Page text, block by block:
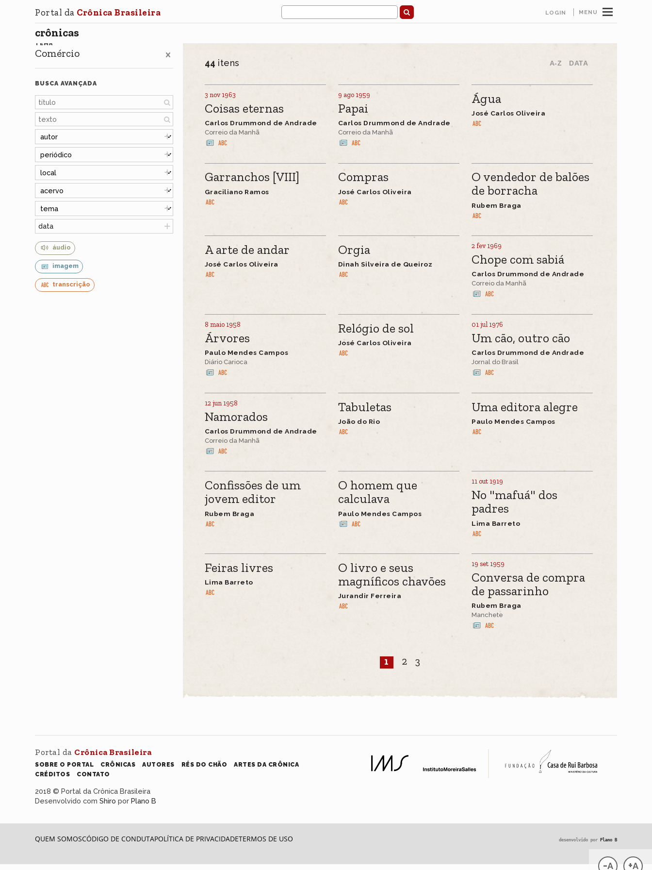
MENU
Portal da Crônica Brasileira
-A +A
LOGIN
crônicas
TEMA
Comércio
BUSCA AVANÇADA
data
áudio
imagem
transcrição
44 itens A-Z DATA
3 nov 1963
Coisas eternas
Carlos Drummond de Andrade
Correio da Manhã
9 ago 1959
Papai
Carlos Drummond de Andrade
Correio da Manhã
Água
José Carlos Oliveira
Garranchos [VIII]
Graciliano Ramos
Compras
José Carlos Oliveira
O vendedor de balões
de borracha
Rubem Braga
A arte de andar
José Carlos Oliveira
Orgia
Dinah Silveira de Queiroz
2 fev 1969
Chope com sabiá
Carlos Drummond de Andrade
Correio da Manhã
8 maio 1958
Árvores
Paulo Mendes Campos
Diário Carioca
Relógio de sol
José Carlos Oliveira
01 jul 1976
Um cão, outro cão
Carlos Drummond de Andrade
Jornal do Brasil
12 jun 1958
Namorados
Carlos Drummond de Andrade
Correio da Manhã
Tabuletas
João do Rio
Uma editora alegre
Paulo Mendes Campos
Confissões de um
jovem editor
Rubem Braga
O homem que
calculava
Paulo Mendes Campos
11 out 1919
No "mafuá" dos
padres
Lima Barreto
Feiras livres
Lima Barreto
O livro e seus
magníficos chavões
Jurandir Ferreira
19 set 1959
Conversa de compra
de passarinho
Rubem Braga
Manchete
1 2 3
Portal da Crônica Brasileira
SOBRE O PORTAL CRÔNICAS AUTORES RÉS DO CHÃO
ARTES DA CRÔNICA
CRÉDITOS
CONTATO
2018 © Portal da Crônica Brasileira
Desenvolvido com Shiro por Plano B
QUEM SOMOSCÓDIGO DE CONDUTAPOLÍTICA DE PRIVACIDADETERMOS DE USO desenvolvido por Plano B